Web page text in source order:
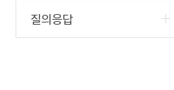
질의응답